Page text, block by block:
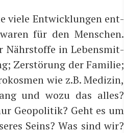
vie­le Ent­wick­lun­gen ent­
für den Men­schen.
Nähr­stof­fe in Lebens­mit­
Zer­stö­rung der Fami­lie;
wie z.B. Medi­zin,
und wozu das alles?
Geo­po­li­tik? Geht es um
Seins? Was sind wir?